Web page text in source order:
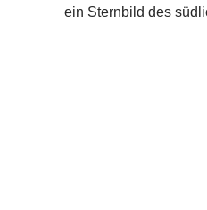
ein Sternbild des